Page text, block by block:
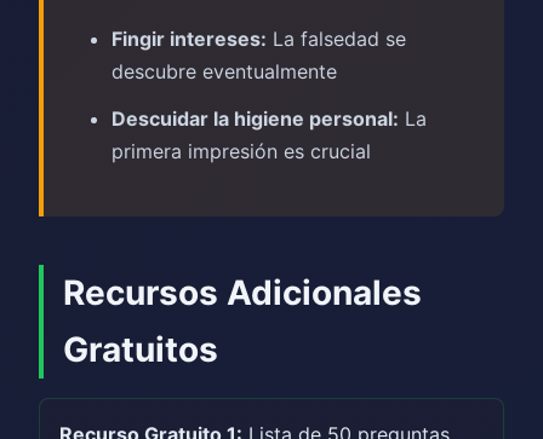
Fingir intereses: La falsedad se
descubre eventualmente
Descuidar la higiene personal: La
primera impresión es crucial
Recursos Adicionales
Gratuitos
Recurso Gratuito 1: Lista de 50 preguntas